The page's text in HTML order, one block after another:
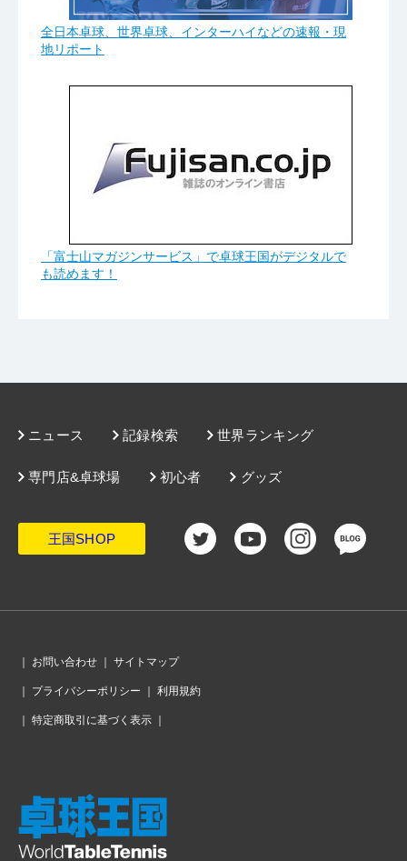
全日本卓球、世界卓球、インターハイなどの速報・現
地リポート
「富士山マガジンサービス」で卓球王国がデジタルで
も読めます！
ニュース 記録検索 世界ランキング
グッズ
専門店&卓球場 初心者
王国SHOP
｜ お問い合わせ ｜ サイトマップ
｜ プライバシーポリシー ｜ 利用規約
｜ 特定商取引に基づく表示 ｜